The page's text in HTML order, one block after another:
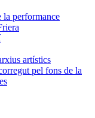
la performance
artístics
pel fons de la